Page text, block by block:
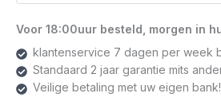
140mm
Behuizingsventilator
Zwart
|
Triple
Voor 18:00uur besteld, morgen in
klantenservice 7 dagen per week
Standaard 2 jaar garantie mits
Veilige betaling met uw eigen bank!